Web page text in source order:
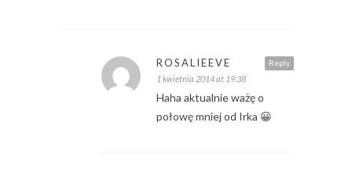
Reply
ROSALIEEVE
1 kwietnia 2014 at 19:38
Haha aktualnie ważę o
połowę mniej od Irka 😀